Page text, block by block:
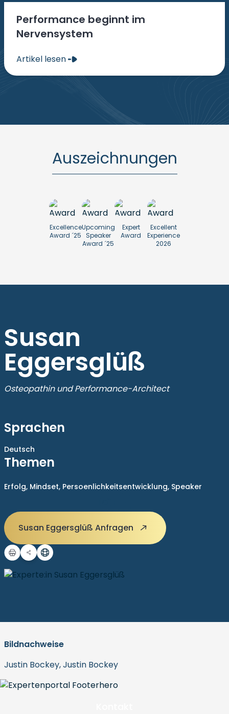
Performance beginnt im
Nervensystem
Artikel lesen
Auszeichnungen
Excellence
Award ´25
Upcoming
Speaker
Award ´25
Expert
Award
Excellent
Experience
2026
Susan
Eggersglüß
Osteopathin und Performance-Architect
Sprachen
Deutsch
Themen
Erfolg, Mindset, Persoenlichkeitsentwicklung, Speaker
Susan Eggersglüß Anfragen
Bildnachweise
Justin Bockey, Justin Bockey